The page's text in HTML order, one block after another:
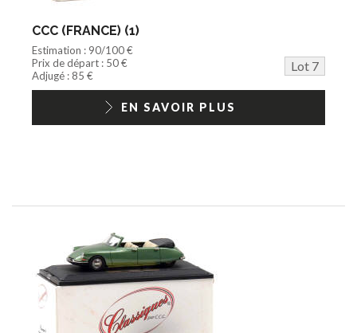
CCC (FRANCE) (1)
Estimation : 90/100 €
Prix de départ : 50 €
Lot 7
Adjugé : 85 €
EN SAVOIR PLUS